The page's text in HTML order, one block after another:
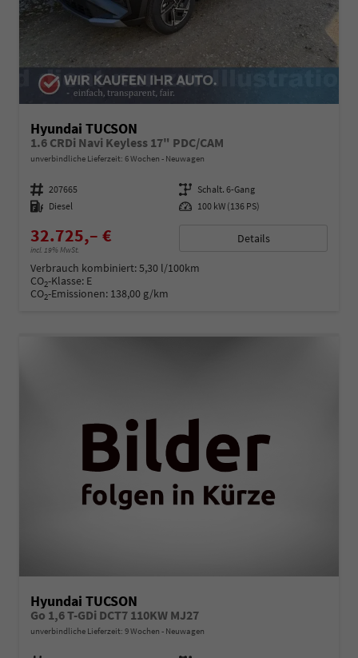
Hyundai TUCSON
1.6 CRDi Navi Keyless 17" PDC/CAM
unverbindliche Lieferzeit: 6 Wochen Neuwagen
Fahrzeugnummer 207665 Getriebe Schalt. 6-Gang
Kraftstoff Diesel Leistung 100 kW (136 PS)
32.725,– €
incl. 19% MwSt.
Details
Verbrauch kombiniert:5,30 l/100km
CO2-Klasse: E
CO2-Emissionen: 138,00 g/km
Hyundai TUCSON
Go 1,6 T-GDi DCT7 110KW MJ27
unverbindliche Lieferzeit: 9 Wochen Neuwagen